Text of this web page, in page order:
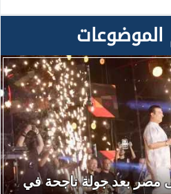
مصر بعد جولة ناجحة في